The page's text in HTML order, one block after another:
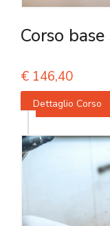
Corso
€ 146,40
Dettaglio Corso